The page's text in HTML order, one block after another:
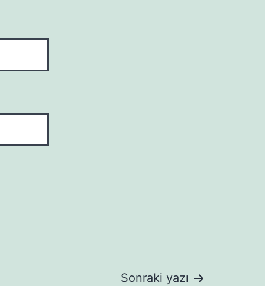
Sonraki yazı